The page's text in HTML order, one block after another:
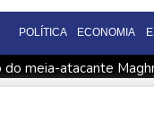
POLÍTICA ECONOMIA
do meia-atacante